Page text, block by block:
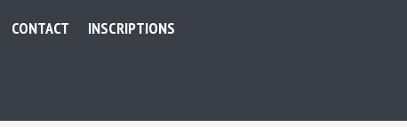
CONTACT INSCRIPTIONS